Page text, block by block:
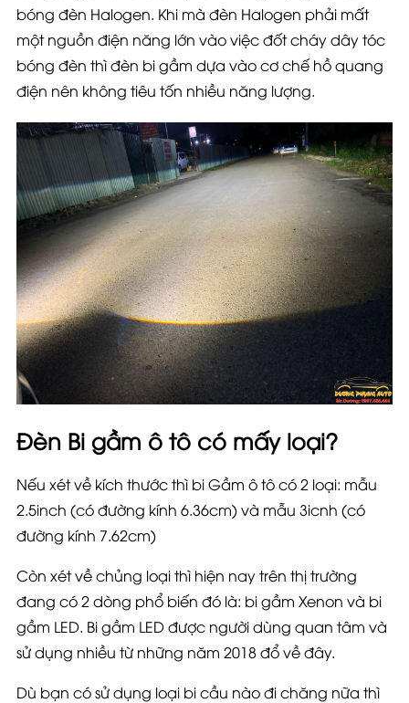
bóng đèn Halogen. Khi mà đèn Halogen phải mất
một nguồn điện năng lớn vào việc đốt cháy dây tóc
bóng đèn thì đèn bi gầm dựa vào cơ chế hồ quang
điện nên không tiêu tốn nhiều năng lượng.
Đèn Bi gầm ô tô có mấy loại?
Nếu xét về kích thước thì bi Gầm ô tô có 2 loại: mẫu
2.5inch (có đường kính 6.36cm) và mẫu 3icnh (có
đường kính 7.62cm)
Còn xét về chủng loại thì hiện nay trên thị trường
đang có 2 dòng phổ biến đó là: bi gầm Xenon và bi
gầm LED. Bi gầm LED được người dùng quan tâm và
sử dụng nhiều từ những năm 2018 đổ về đây.
Dù bạn có sử dụng loại bi cầu nào đi chăng nữa thì